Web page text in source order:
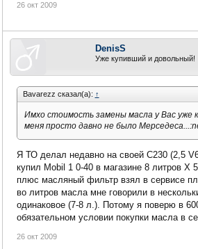
26 окт 2009
DenisS
Уже купивший и довольный!
Bavarezz сказал(а): ↑
Имхо стоимость замены масла у Вас уже
меня просто давно не было
Я ТО делал недавно на своей С230 (2,5
купил Mobil 1 0-40 в магазине 8 литров Х
плюс масляный фильтр взял в сервисе
во литров масла мне говорили в
одинаковое (7-8 л.). Потому я поверю в
обязательном условии покупки масла в
26 окт 2009